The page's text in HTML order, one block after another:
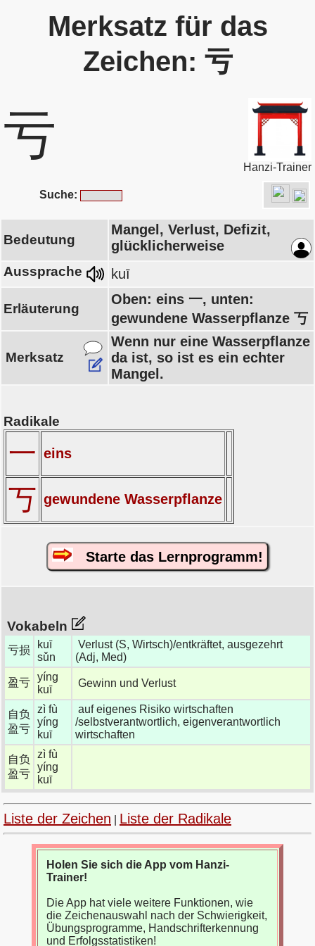
Merksatz für das
Zeichen: 亏
亏
Hanzi-Trainer
Suche:
Bedeutung
Mangel, Verlust, Defizit,
glücklicherweise
Aussprache kuī
Erläuterung
Oben: eins 一, unten:
gewundene Wasserpflanze 丂
Merksatz
Wenn nur eine Wasserpflanze
da ist, so ist es ein echter
Mangel.
Radikale
一 eins
丂 gewundene Wasserpflanze
Starte das Lernprogramm!
Vokabeln
亏损
kuī
sǔn
Verlust (S, Wirtsch)/entkräftet, ausgezehrt
(Adj, Med)
盈亏 yíng
kuī
Gewinn und Verlust
自负
盈亏
zì fù
yíng
kuī
auf eigenes Risiko wirtschaften
/selbstverantwortlich, eigenverantwortlich
wirtschaften
自负
盈亏
zì fù
yíng
kuī
Liste der Zeichen Liste der Radikale
Holen Sie sich die App vom Hanzi-
Trainer!
Die App hat viele weitere Funktionen, wie
die Zeichenauswahl nach der Schwierigkeit,
Übungsprogramme, Handschrifterkennung
und Erfolgsstatistiken!